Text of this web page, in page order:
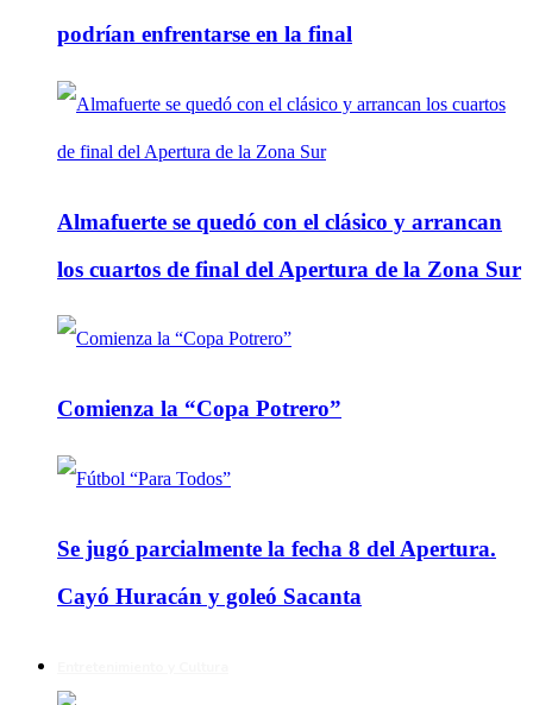
podrían enfrentarse en la final
Almafuerte se quedó con el clásico y arrancan
los cuartos de final del Apertura de la Zona Sur
Comienza la “Copa Potrero”
Se jugó parcialmente la fecha 8 del Apertura.
Cayó Huracán y goleó Sacanta